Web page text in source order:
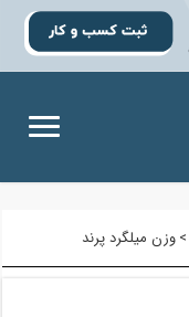
> وزن میلگرد پرند